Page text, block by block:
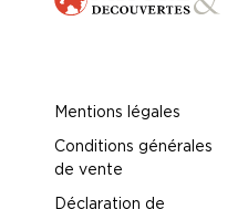
Mentions légales
Conditions générales
de vente
Déclaration de